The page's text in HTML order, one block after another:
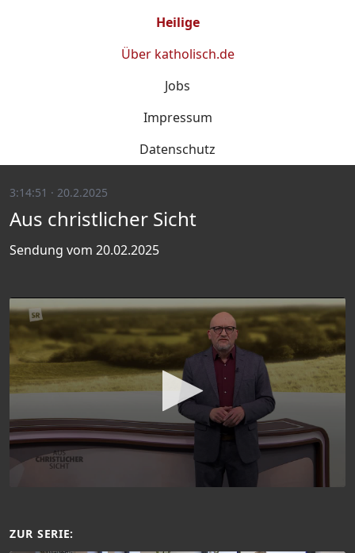
Heilige
Über katholisch.de
Jobs
Impressum
Datenschutz
3:14:51 · 20.2.2025
Aus christlicher Sicht
Sendung vom 20.02.2025
ZUR SERIE: